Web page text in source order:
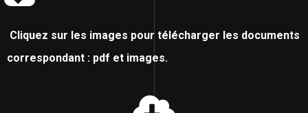
Cliquez sur les images pour télécharger les documents
correspondant : pdf et images.